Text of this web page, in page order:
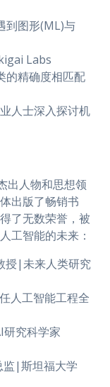
到图形(ML)与
Labs
的精确度相匹配
人士深入探讨机
出人物和思想领
出版了畅销书
了无数荣誉，被
工智能的未来：
授|未来人类研究
人工智能工程全
研究科学家
监|斯坦福大学